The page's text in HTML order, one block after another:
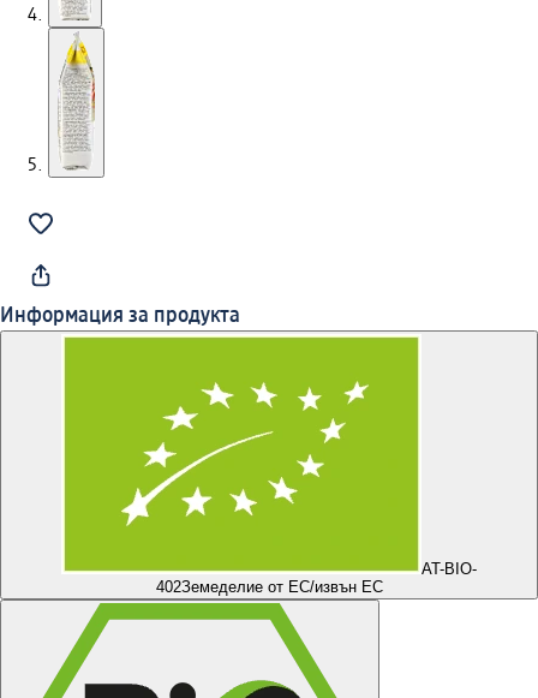
Информация за продукта
AT-BIO-
402Земеделие от ЕС/извън ЕС